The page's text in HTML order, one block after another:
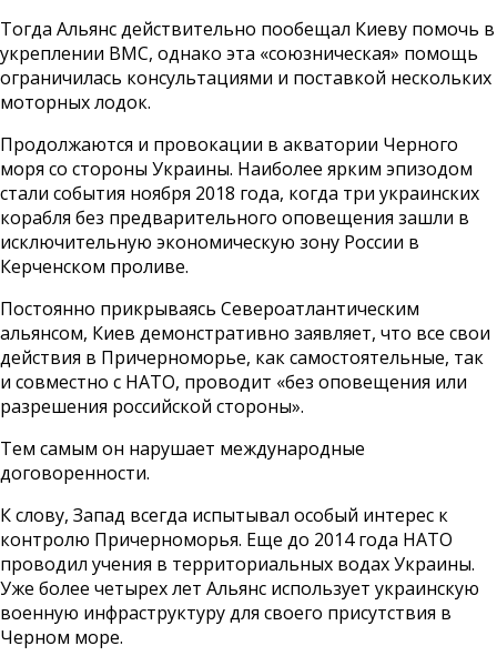
Тогда Альянс действительно пообещал Киеву помочь в
укреплении ВМС, однако эта «союзническая» помощь
ограничилась консультациями и поставкой нескольких
моторных лодок.
Продолжаются и провокации в акватории Черного
моря со стороны Украины. Наиболее ярким эпизодом
стали события ноября 2018 года, когда три украинских
корабля без предварительного оповещения зашли в
исключительную экономическую зону России в
Керченском проливе.
Постоянно прикрываясь Североатлантическим
альянсом, Киев демонстративно заявляет, что все свои
действия в Причерноморье, как самостоятельные, так
и совместно с НАТО, проводит «без оповещения или
разрешения российской стороны».
Тем самым он нарушает международные
договоренности.
К слову, Запад всегда испытывал особый интерес к
контролю Причерноморья. Еще до 2014 года НАТО
проводил учения в территориальных водах Украины.
Уже более четырех лет Альянс использует украинскую
военную инфраструктуру для своего присутствия в
Черном море.